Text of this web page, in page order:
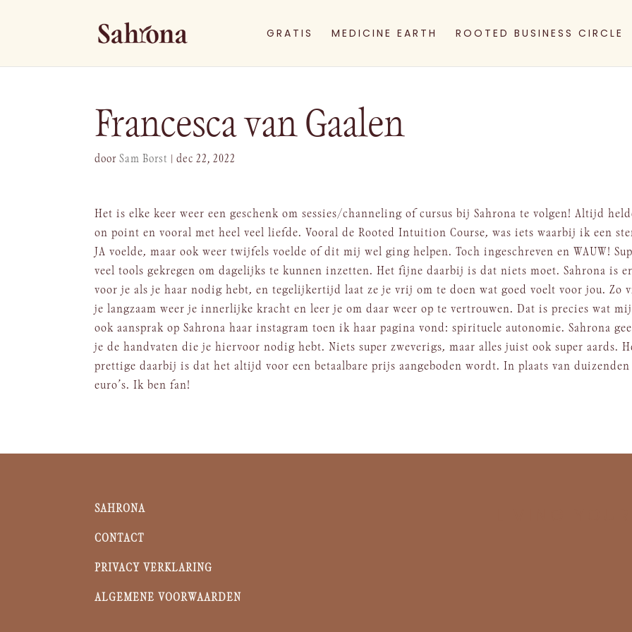
GRATIS MEDICINE EARTH ROOTED BUSINESS CIRCLE
Francesca van Gaalen
doorSam Borst |dec 22, 2022
Het is elke keer weer een geschenk om sessies/channeling of cursus bij Sahrona te volgen! Altijd
on point en vooral met heel veel liefde. Vooral de Rooted Intuition Course, was iets waarbij ik een
JA voelde, maar ook weer twijfels voelde of dit mij wel ging helpen. Toch ingeschreven en WAUW!
veel tools gekregen om dagelijks te kunnen inzetten. Het fijne daarbij is dat niets moet. Sahrona is er
voor je als je haar nodig hebt, en tegelijkertijd laat ze je vrij om te doen wat goed voelt voor jou. Zo
je langzaam weer je innerlijke kracht en leer je om daar weer op te vertrouwen. Dat is precies wat mij
ook aansprak op Sahrona haar instagram toen ik haar pagina vond: spirituele autonomie. Sahrona
je de handvaten die je hiervoor nodig hebt. Niets super zweverigs, maar alles juist ook super aards.
prettige daarbij is dat het altijd voor een betaalbare prijs aangeboden wordt. In plaats van duizenden
euro’s. Ik ben fan!
SAHRONA
CONTACT
PRIVACY VERKLARING
ALGEMENE VOORWAARDEN